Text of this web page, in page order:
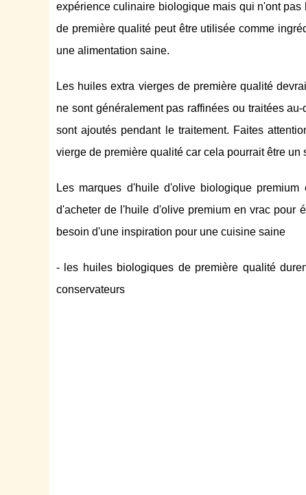
expérience culinaire biologique mais qui n'ont
de première qualité peut être utilisée comme
une alimentation saine.
Les huiles extra vierges de première qualité
ne sont généralement pas raffinées ou traitées
sont ajoutés pendant le traitement. Faites
vierge de première qualité car cela pourrait être un
Les marques d'huile d'olive biologique
d'acheter de l'huile d'olive premium en vrac pour
besoin d'une inspiration pour une cuisine saine
- les huiles biologiques de première qualité
conservateurs